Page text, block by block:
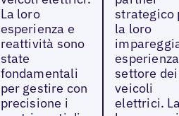
La loro
esperienza e
reattività sono
state
fondamentali
per gestire con
precisione i
strategico
la loro
settore dei
veicoli
elettrici.